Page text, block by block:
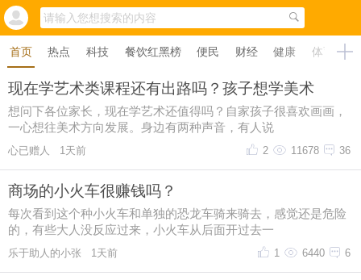
首页 热点 科技 餐饮红黑榜 便民 财经 健康 体育